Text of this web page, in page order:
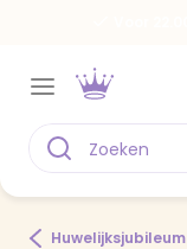
Huwelijksjubileum